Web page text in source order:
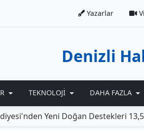
Yazarlar
Denizli
TEKNOLOJI DAHA FAZLA
Doğan Destekleri 13,5 Milyon